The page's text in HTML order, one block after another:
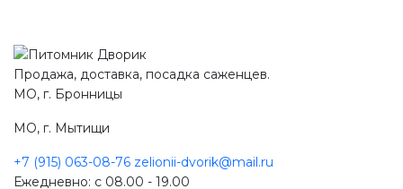
Продажа, доставка, посадка саженцев.
МО, г. Бронницы
МО, г. Мытищи
+7 (915) 063-08-76 zelionii-dvorik@mail.ru
Ежедневно: с 08.00 - 19.00